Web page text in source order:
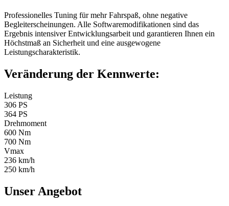
Professionelles Tuning für mehr Fahrspaß, ohne negative
Begleiterscheinungen. Alle Softwaremodifikationen sind das
Ergebnis intensiver Entwicklungsarbeit und garantieren Ihnen ein
Höchstmaß an Sicherheit und eine ausgewogene
Leistungscharakteristik.
Veränderung der Kennwerte:
Leistung
306 PS
364 PS
Drehmoment
600 Nm
700 Nm
Vmax
236 km/h
250 km/h
Unser Angebot